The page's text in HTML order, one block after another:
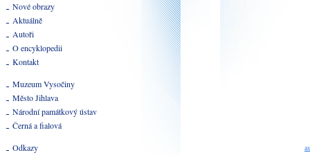
Nové obrazy
Aktuálně
Autoři
O encyklopedii
Kontakt
Muzeum Vysočiny
Město Jihlava
Národní památkový ústav
Černá a fialová
Odkazy